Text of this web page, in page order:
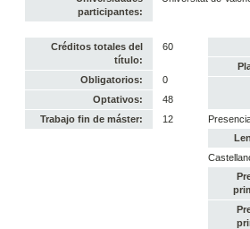
participantes:
Créditos totales del
título:
60
Obligatorios:
0
Optativos:
48
Trabajo fin de máster:
12